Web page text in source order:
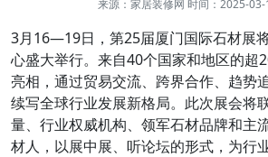
来源： 家居装修网 时间：2025-
3月16—19日，第25届厦门国际石材展
心盛大举行。来自40个国家和地区的超
亮相，通过贸易交流、跨界合作、趋势
续写全球行业发展新格局。此次展会将
量、行业权威机构、领军石材品牌和主
材人，以展中展、听论坛的形式，为行